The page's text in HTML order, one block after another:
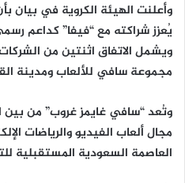
وأعلنت الهيئة الكروية في بيان
ويشمل الاتفاق اثنتين من
مجموعة سافي للألعاب ومدينة
وتُعد “سافي غايمز غروب” من بين
مجال ألعاب الفيديو والرياضات
العاصمة السعودية المستقبلية